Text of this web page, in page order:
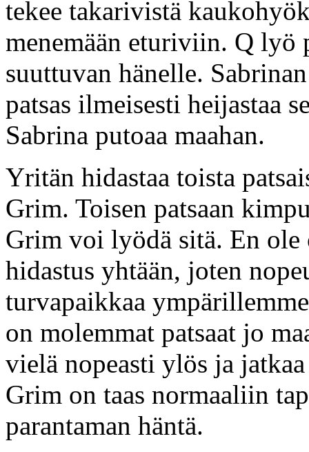
tekee takarivistä
menemään eturiviin. Q lyö
suuttuvan hänelle.
patsas ilmeisesti heijastaa
Sabrina putoaa maahan.
Yritän hidastaa toista
Grim. Toisen patsaan
Grim voi lyödä sitä. En ole
hidastus yhtään, joten
turvapaikkaa
on molemmat patsaat jo
vielä nopeasti ylös ja
Grim on taas normaaliin
parantaman häntä.